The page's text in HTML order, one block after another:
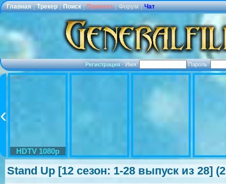
Главная | Трекер | Поиск | Правила | Форум | Чат
Регистрация·Имя: Пароль:
HDTV 1080p
Stand Up [12 сезон: 1-28 выпуск из 28]